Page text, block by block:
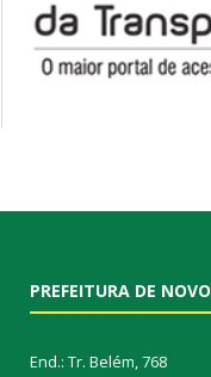
PREFEITURA DE
End.: Tr. Belém, 768